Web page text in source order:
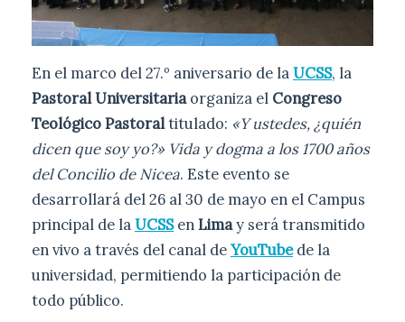
En el marco del 27.º aniversario de laUCSS, la
Pastoral Universitariaorganiza el Congreso
Teológico Pastoraltitulado: «Y ustedes, ¿quién
dicen que soy yo?» Vida y dogma a los 1700 años
del Concilio de Nicea. Este evento se
desarrollará del 26 al 30 de mayo en el Campus
principal de laUCSS enLimay será transmitido
en vivo a través del canal deYouTube de la
universidad, permitiendo la participación de
todo público.